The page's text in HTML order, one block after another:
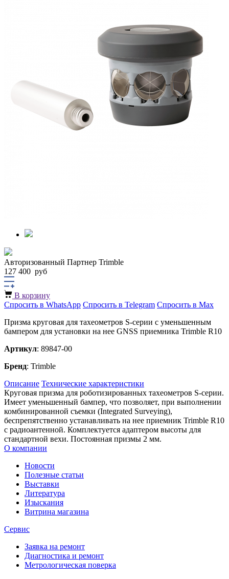
Авторизованный Партнер Trimble
127 400 руб
В корзину
Спросить в WhatsApp Спросить в Telegram Спросить в Max
Призма круговая для тахеометров S-серии с уменьшенным
бампером для установки на нее GNSS приемника Trimble R10
Артикул: 89847-00
Бренд: Trimble
Описание Технические характеристики
Круговая призма для роботизированных тахеометров S-серии.
Имеет уменьшенный бампер, что позволяет, при выполнении
комбинированной съемки (Integrated Surveying),
беспрепятственно устанавливать на нее приемник Trimble R10
с радиоантенной. Комплектуется адаптером высоты для
стандартной вехи. Постоянная призмы 2 мм.
О компании
Новости
Полезные статьи
Выставки
Литература
Изыскания
Витрина магазина
Сервис
Заявка на ремонт
Диагностика и ремонт
Метрологическая поверка